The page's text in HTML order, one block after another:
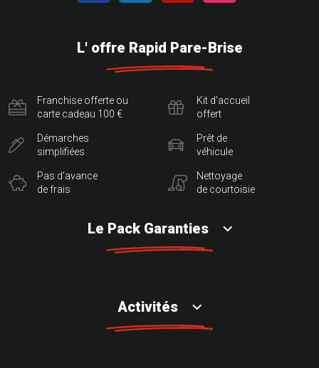
L' offre Rapid Pare-Brise
Franchise offerte ou
carte cadeau 100 €
Démarches
simplifiées
Pas d'avance
de frais
Kit d'accueil
offert
Prêt de
véhicule
Nettoyage
de courtoisie
Le Pack Garanties
Activités